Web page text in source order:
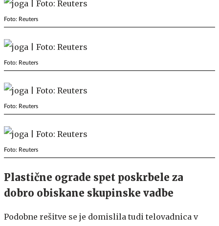
Foto: Reuters
Foto: Reuters
Foto: Reuters
Foto: Reuters
Plastične ograde spet poskrbele za
dobro obiskane skupinske vadbe
Podobne rešitve se je domislila tudi telovadnica v